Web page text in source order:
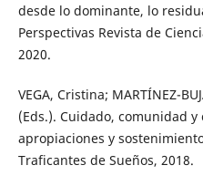
desde lo dominante, lo
Perspectivas Revista de
2020.
VEGA, Cristina; MARTÍNEZ-
(Eds.). Cuidado, comunidad y
apropiaciones y
Traficantes de Sueños, 2018.